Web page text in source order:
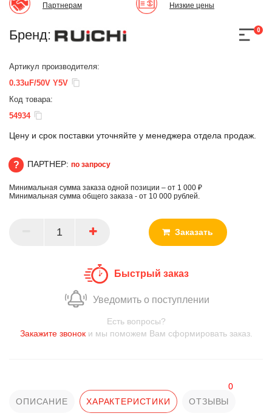
Партнерам Низкие цены
Бренд: 0
Артикул производителя:
0.33uF/50V Y5V
Код товара:
54934
Цену и срок поставки уточняйте у менеджера отдела продаж.
ПАРТНЕР
ПАРТНЕР: по запросу
Минимальная сумма заказа одной позиции – от 1 000 ₽
Минимальная сумма общего заказа - от 10 000 рублей.
Заказать
Быстрый заказ
Уведомить о поступлении
Есть вопросы?
Закажите звоноки мы поможем Вам сформировать заказ.
ОПИСАНИЕ ХАРАКТЕРИСТИКИ ОТЗЫВЫ
0